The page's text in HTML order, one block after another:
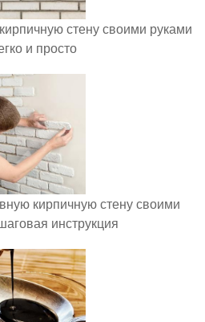
стену своими руками
и просто
кирпичную стену своими
инструкция